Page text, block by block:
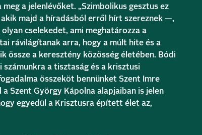
a jelenlévőket. „Szimbolikus gesztus ez
majd a híradásból erről hírt szereznek —,
cselekedet, ami meghatározza a
rávilágítanak arra, hogy a múlt hite és a
össze a keresztény közösség életében. Bódi
a tisztaság és a krisztusi
összeköt bennünket Szent Imre
Szent György Kápolna alapjaiban is jelen
egyedül a Krisztusra épített élet az,